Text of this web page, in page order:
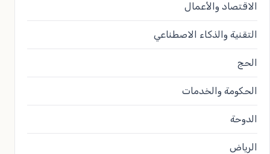
الاقتصاد والأعمال
التقنية والذكاء الاصطناعي
الحج
الحكومة والخدمات
الدوحة
الرياض